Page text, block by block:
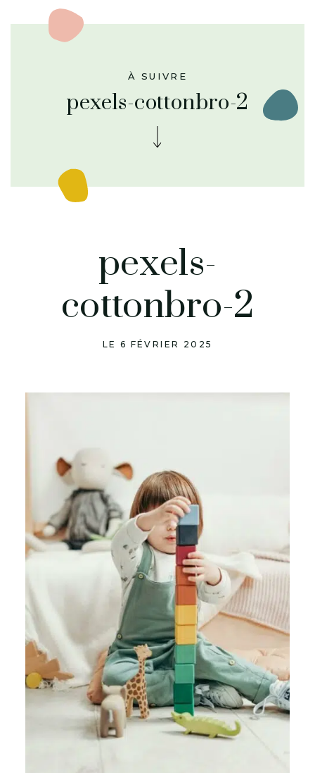
À SUIVRE
pexels-cottonbro-2
pexels-
cottonbro-2
LE 6 FÉVRIER 2025